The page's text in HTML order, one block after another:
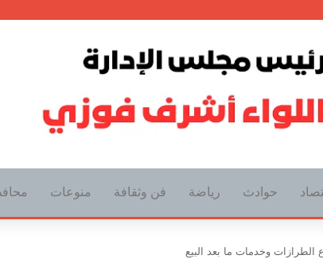
حوادث رياضة فن وثقافة منوعات
الطرازات وخدمات ما بعد البيع